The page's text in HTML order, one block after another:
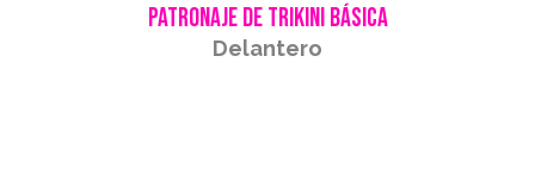
Patronaje de Trikini Básica
Delantero